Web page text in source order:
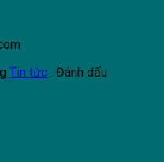
Tin tức . Đánh dấu